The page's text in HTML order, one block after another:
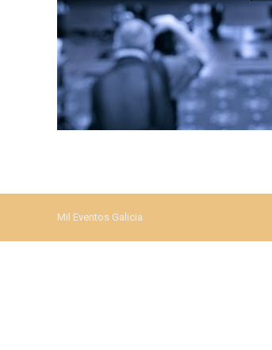
Mil Eventos Galicia